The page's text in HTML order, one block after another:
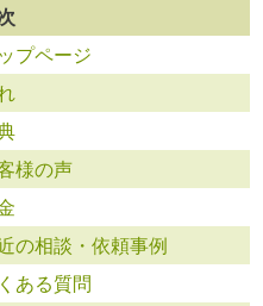
プページ
様の声
の相談・依頼事例
ある質問